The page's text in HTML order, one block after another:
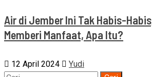
Air di Jember Ini Tak Habis-
Memberi Manfaat, Apa Itu?
12 April 2024
Yudi